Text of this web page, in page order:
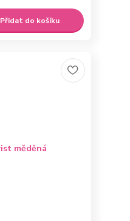
Přidat do košíku